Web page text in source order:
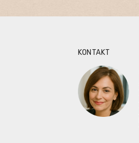
KONTAKT